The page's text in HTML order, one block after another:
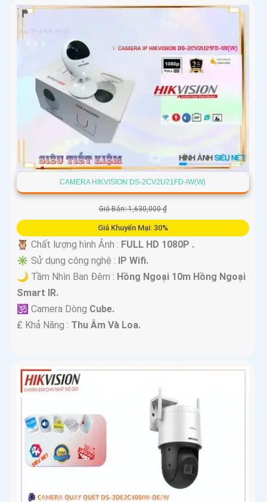
CAMERA HIKVISION DS-2CV2U21FD-IW(W)
Giá Bán: 1,630,000 ₫
Giá Khuyến Mại: 30%
🦉 Chất lượng hình Ảnh : FULL HD 1080P .
✳️ Sử dụng công nghệ :
IP Wifi.
🌙 Tầm Nhìn Ban Đêm : Hồng Ngoại 10m Hồng Ngoại
Smart IR.
🕉️ Camera Dòng Cube.
️₤ Khả Năng : Thu Âm Và Loa.